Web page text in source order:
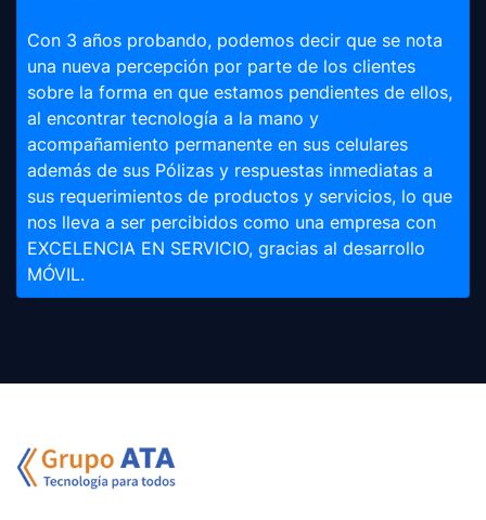
Con 3 años probando, podemos decir que se nota
una nueva percepción por parte de los clientes
sobre la forma en que estamos pendientes de ellos,
al encontrar tecnología a la mano y
acompañamiento permanente en sus celulares
además de sus Pólizas y respuestas inmediatas a
sus requerimientos de productos y servicios, lo que
nos lleva a ser percibidos como una empresa con
EXCELENCIA EN SERVICIO, gracias al desarrollo
MÓVIL.